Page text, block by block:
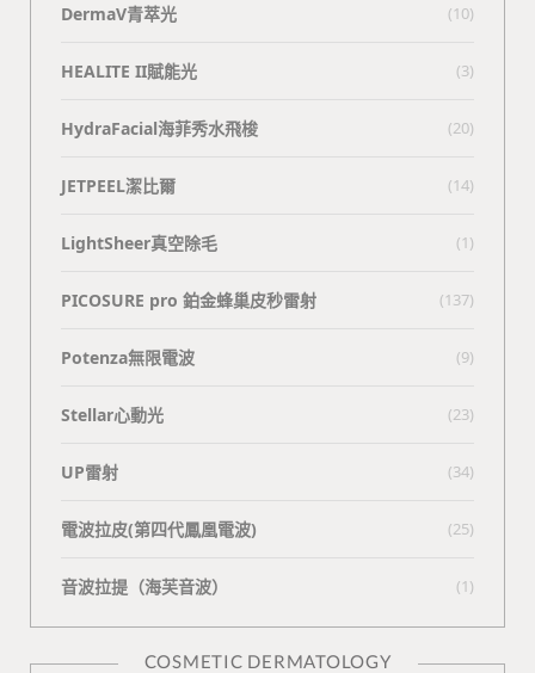
DermaV青萃光 (10)
HEALITE II賦能光 (3)
HydraFacial海菲秀水飛梭 (20)
JETPEEL潔比爾 (14)
LightSheer真空除毛 (1)
PICOSURE pro 鉑金蜂巢皮秒雷射 (137)
Potenza無限電波 (9)
Stellar心動光 (23)
UP雷射 (34)
電波拉皮(第四代鳳凰電波) (25)
⾳波拉提（海芙⾳波） (1)
COSMETIC DERMATOLOGY